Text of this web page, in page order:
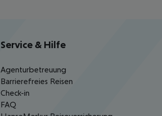
Service & Hilfe
Agenturbetreuung
Barrierefreies Reisen
Check-in
FAQ